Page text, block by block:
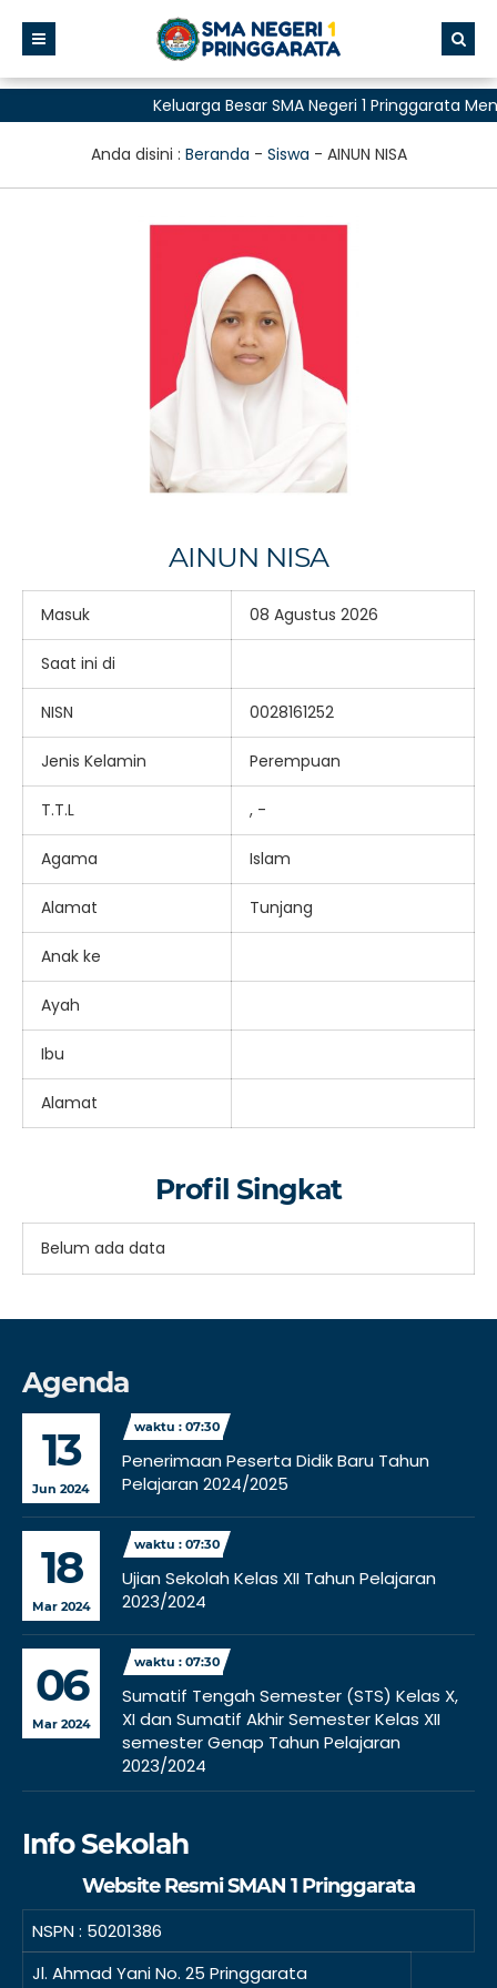
Keluarga Besar SMA Negeri 1 Pringgarata
Anda disini : Beranda - Siswa - AINUN NISA
AINUN NISA
Masuk 08 Agustus 2026
Saat ini di
NISN 0028161252
Jenis Kelamin Perempuan
T.T.L , -
Agama Islam
Alamat Tunjang
Anak ke
Ayah
Ibu
Alamat
Profil Singkat
Belum ada data
Agenda
13
Jun 2024
waktu : 07:30
Penerimaan Peserta Didik Baru Tahun
Pelajaran 2024/2025
18
Mar 2024
waktu : 07:30
Ujian Sekolah Kelas XII Tahun Pelajaran
2023/2024
06
Mar 2024
waktu : 07:30
Sumatif Tengah Semester (STS) Kelas X,
XI dan Sumatif Akhir Semester Kelas XII
semester Genap Tahun Pelajaran
2023/2024
Info Sekolah
Website Resmi SMAN 1 Pringgarata
NSPN : 50201386
Jl. Ahmad Yani No. 25 Pringgarata